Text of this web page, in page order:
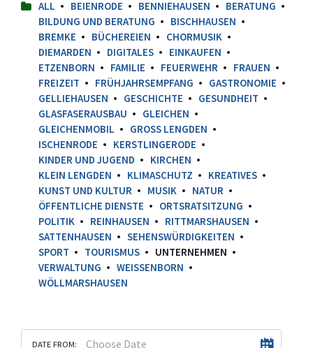
ALL BEIENRODE BENNIEHAUSEN
BERATUNG
BILDUNG UND BERATUNG
BISCHHAUSEN
BREMKE
BÜCHEREIEN
CHORMUSIK
DIEMARDEN
DIGITALES
EINKAUFEN
ETZENBORN
FAMILIE FEUERWEHR
FRAUEN
FREIZEIT
FRÜHJAHRSEMPFANG
GASTRONOMIE
GELLIEHAUSEN
GESCHICHTE
GESUNDHEIT
GLASFASERAUSBAU
GLEICHEN
GLEICHENMOBIL
GROSS LENGDEN
ISCHENRODE
KERSTLINGERODE
KINDER UND JUGEND
KIRCHEN
KLEIN LENGDEN
KLIMASCHUTZ
KREATIVES
KUNST UND KULTUR
MUSIK
NATUR
ÖFFENTLICHE DIENSTE
ORTSRATSITZUNG
POLITIK
REINHAUSEN
RITTMARSHAUSEN
SATTENHAUSEN
SEHENSWÜRDIGKEITEN
SPORT
TOURISMUS
UNTERNEHMEN
VERWALTUNG
WEISSENBORN
WÖLLMARSHAUSEN
DATE FROM: